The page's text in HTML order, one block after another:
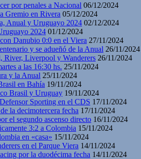
por penales a Nacional 06/12/2024
Gremio en Rivera 05/12/2024
Anual y Uruguayo 2024 02/12/2024
2024 01/12/2024
Danubio 0:0 en el Viera 27/11/2024
y se adueñó de la Anual 26/11/2024
River, Liverpool y Wanderers 26/11/2024
a las 16:30 hs. 25/11/2024
y la Anual 25/11/2024
en Bahía 19/11/2024
Brasil y Uruguay 19/11/2024
Sporting en el CDS 17/11/2024
la decimotercera fecha 17/11/2024
el segundo ascenso directo 16/11/2024
3:2 a Colombia 15/11/2024
en «casa» 15/11/2024
en el Parque Viera 14/11/2024
por la duodécima fecha 14/11/2024